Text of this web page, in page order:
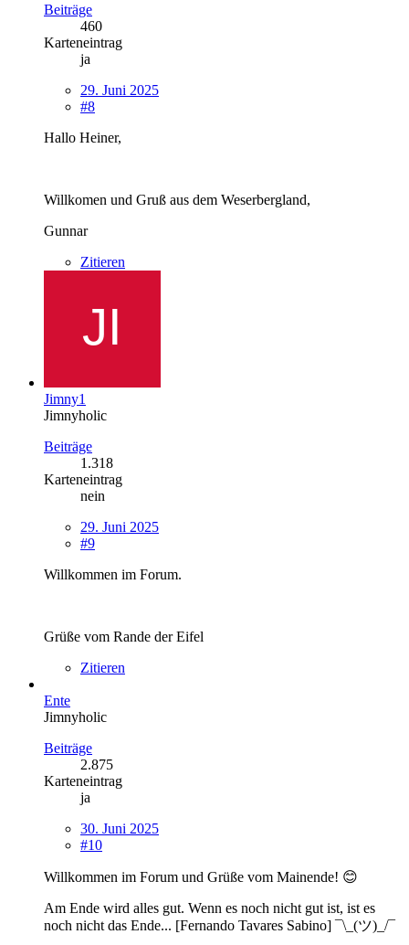
Beiträge
460
Karteneintrag
ja
29. Juni 2025
#8
Hallo Heiner,
Willkomen und Gruß aus dem Weserbergland,
Gunnar
Zitieren
Jimny1
Jimnyholic
Beiträge
1.318
Karteneintrag
nein
29. Juni 2025
#9
Willkommen im Forum.
Grüße vom Rande der Eifel
Zitieren
Ente
Jimnyholic
Beiträge
2.875
Karteneintrag
ja
30. Juni 2025
#10
Willkommen im Forum und Grüße vom Mainende! 😊
Am Ende wird alles gut. Wenn es noch nicht gut ist, ist es
noch nicht das Ende... [Fernando Tavares Sabino] ¯\_(ツ)_/¯